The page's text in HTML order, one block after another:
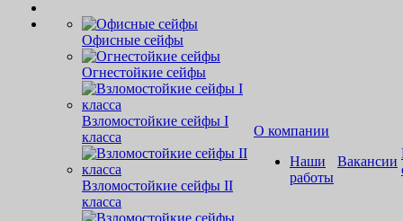
Офисные сейфы
Огнестойкие сейфы
Взломостойкие сейфы I
класса
Взломостойкие сейфы II
класса
О компании
Наши
работы
Вакансии